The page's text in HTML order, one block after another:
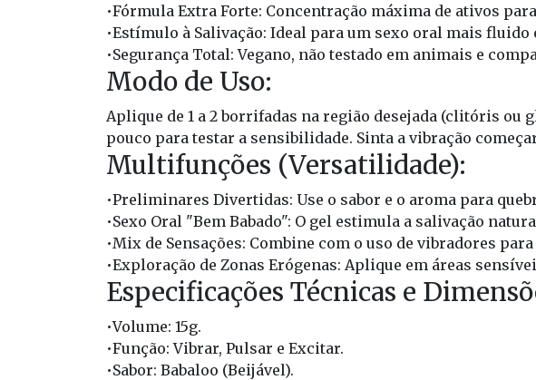
•Fórmula Extra Forte: Concentração máxima de ativos
•Estímulo à Salivação: Ideal para um sexo oral mais fluido
•Segurança Total: Vegano, não testado em animais e
Modo de Uso:
Aplique de 1 a 2 borrifadas na região desejada (clitóris ou
pouco para testar a sensibilidade. Sinta a vibração
Multifunções (Versatilidade):
•Preliminares Divertidas: Use o sabor e o aroma para
•Sexo Oral "Bem Babado": O gel estimula a salivação
•Mix de Sensações: Combine com o uso de vibradores
•Exploração de Zonas Erógenas: Aplique em áreas
Especificações Técnicas e
•Volume: 15g.
•Função: Vibrar, Pulsar e Excitar.
•Sabor: Babaloo (Beijável).